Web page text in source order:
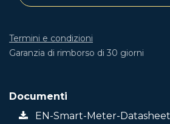
Termini e condizioni
Garanzia di rimborso di 30 giorni
Documenti
EN-Smart-Meter-